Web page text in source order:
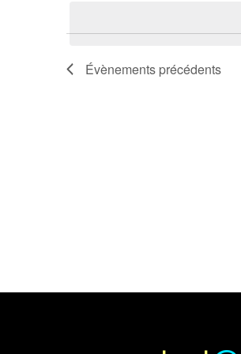
Évènements précédents